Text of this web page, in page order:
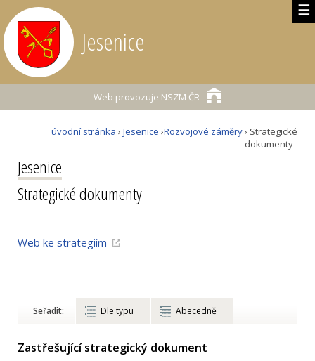
☰
Jesenice
Web provozuje NSZM ČR
úvodní stránka › Jesenice ›Rozvojové záměry› Strategické
dokumenty
Jesenice
Strategické dokumenty
Web ke strategiím
Seřadit: Dle typu Abecedně
Zastřešující strategický dokument